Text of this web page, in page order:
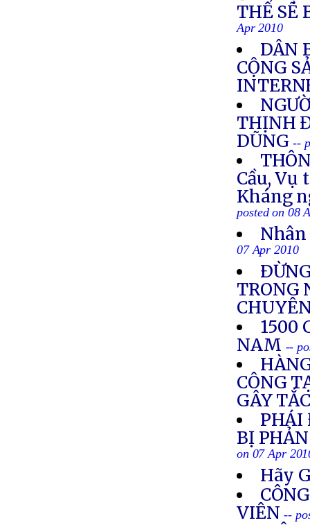
THỂ SẼ
Apr 2010
DÂN
CỘNG
THỊNH
DŨNG --
Cầu,
Kháng
posted on 08
07 Apr 2010
TRONG
1500
NAM --
CÔNG
GÂY
PHÁI
BỊ
on 07 Apr
Hãy
VIÊN --